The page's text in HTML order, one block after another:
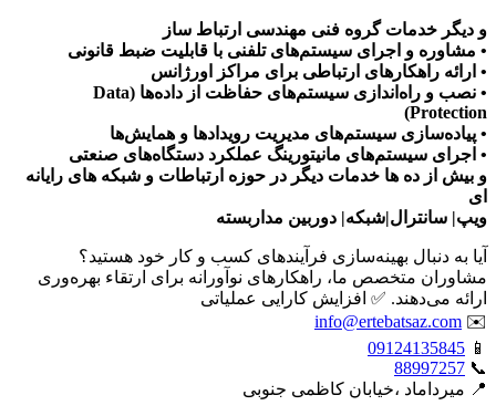
و دیگر خدمات گروه فنی مهندسی ارتباط ساز
• مشاوره و اجرای سیستم‌های تلفنی با قابلیت ضبط قانونی
• ارائه راهکارهای ارتباطی برای مراکز اورژانس
• نصب و راه‌اندازی سیستم‌های حفاظت از داده‌ها (Data
Protection)
• پیاده‌سازی سیستم‌های مدیریت رویدادها و همایش‌ها
• اجرای سیستم‌های مانیتورینگ عملکرد دستگاه‌های صنعتی
و بیش از ده ها خدمات دیگر در حوزه ارتباطات و شبکه های رایانه
ای
ویپ| سانترال|شبکه| دوربین مداربسته
آیا به دنبال بهینه‌سازی فرآیندهای کسب و کار خود هستید؟
مشاوران متخصص ما، راهکارهای نوآورانه برای ارتقاء بهره‌وری
ارائه می‌دهند. ✅ افزایش کارایی عملیاتی
✉️
info@ertebatsaz.com
📱
09124135845
📞
88997257
📍 میرداماد ،خیابان کاظمی جنوبی